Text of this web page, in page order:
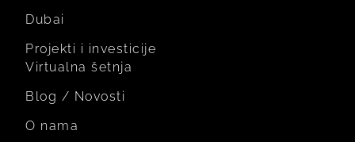
Dubai
Projekti i investicije
Virtualna šetnja
Blog / Novosti
O nama